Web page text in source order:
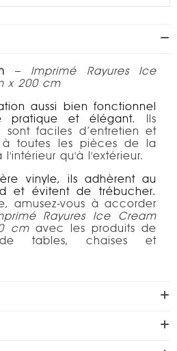
– Imprimé Rayures Ice
x 200 cm
aussi bien fonctionnel
pratique et élégant. Ils
sont faciles d’entretien et
à toutes les pièces de la
l'intérieur qu'à l'extérieur.
vinyle, ils adhèrent au
et évitent de trébucher.
amusez-vous à accorder
Rayures Ice Cream
cm avec les produits de
tables, chaises et